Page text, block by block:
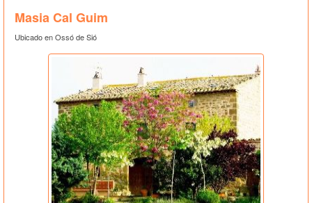
Masia Cal Guim
Ubicado en Ossó de Sió